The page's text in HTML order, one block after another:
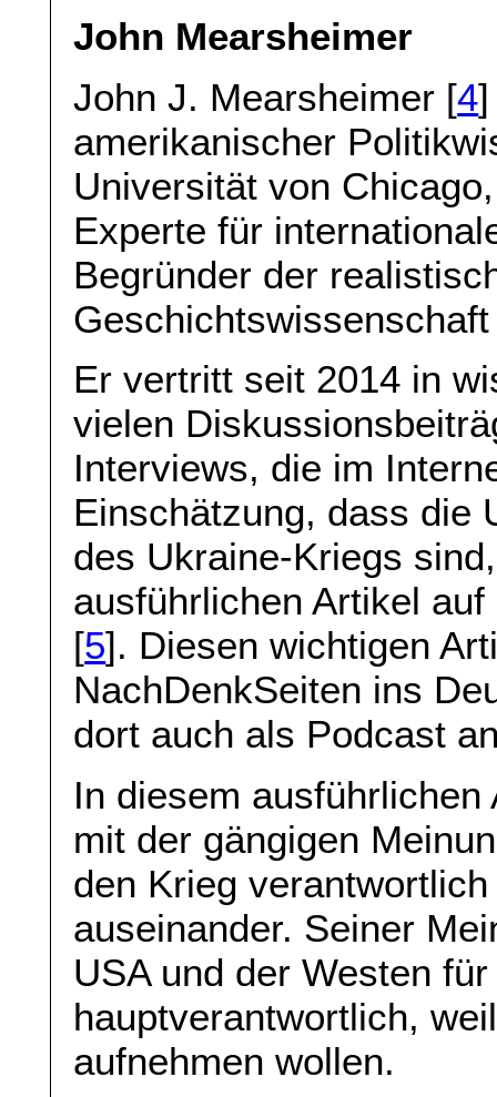
John Mearsheimer
John J. Mearsheimer [4]
amerikanischer
Universität von
Experte für
Begründer der
Er vertritt seit 2014 in
vielen
Interviews, die im
Einschätzung, dass die
des Ukraine-Kriegs
ausführlichen Artikel
[5]. Diesen wichtigen
NachDenkSeiten ins
dort auch als Podcast
In diesem
mit der gängigen
den Krieg
auseinander. Seiner
USA und der Westen
hauptverantwortlich,
aufnehmen wollen.